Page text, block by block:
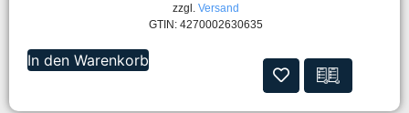
zzgl. Versand
GTIN: 4270002630635
In den Warenkorb